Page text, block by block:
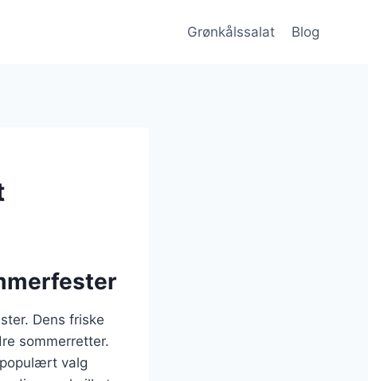
Grønkålssalat Blog
Dens friske
sommerretter.
valg